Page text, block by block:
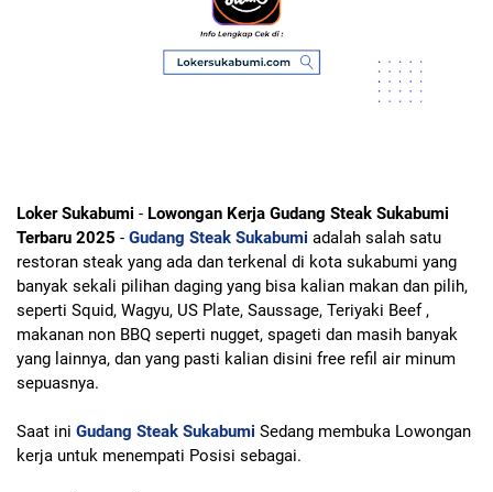
Loker Sukabumi - Lowongan Kerja Gudang Steak Sukabumi
Terbaru 2025 - Gudang Steak Sukabumi adalah salah satu
restoran steak yang ada dan terkenal di kota sukabumi yang
banyak sekali pilihan daging yang bisa kalian makan dan pilih,
seperti Squid, Wagyu, US Plate, Saussage, Teriyaki Beef ,
makanan non BBQ seperti nugget, spageti dan masih banyak
yang lainnya, dan yang pasti kalian disini free refil air minum
sepuasnya.
Saat ini Gudang Steak Sukabumi Sedang membuka Lowongan
kerja untuk menempati Posisi sebagai.